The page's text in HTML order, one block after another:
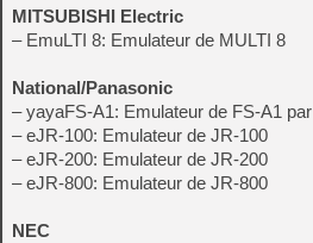
MITSUBISHI Electric
– EmuLTI 8: Emulateur de MULTI 8
National/Panasonic
– yayaFS-A1: Emulateur de FS-A1 par
– eJR-100: Emulateur de JR-100
– eJR-200: Emulateur de JR-200
– eJR-800: Emulateur de JR-800
NEC